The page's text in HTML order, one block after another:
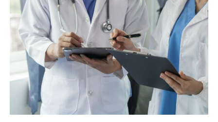
Praesent euismod ac
Ut mollis pellentesque tortor
Nullam eu erat condimentum
Donec quis est ac felis
Orci varius natoque dolor
YEARLY PRICING MONTHLY PRICING